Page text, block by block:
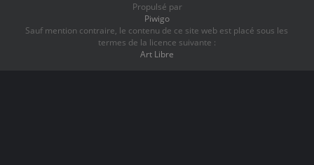
Propulsé par
Piwigo
Sauf mention contraire, le contenu de ce site web est placé sous les
termes de la licence suivante :
Art Libre